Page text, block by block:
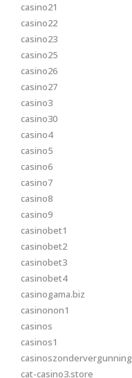
casino21
casino22
casino23
casino25
casino26
casino27
casino3
casino30
casino4
casino5
casino6
casino7
casino8
casino9
casinobet1
casinobet2
casinobet3
casinobet4
casinogama.biz
casinonon1
casinos
casinos1
casinoszondervergunning
cat-casino3.store